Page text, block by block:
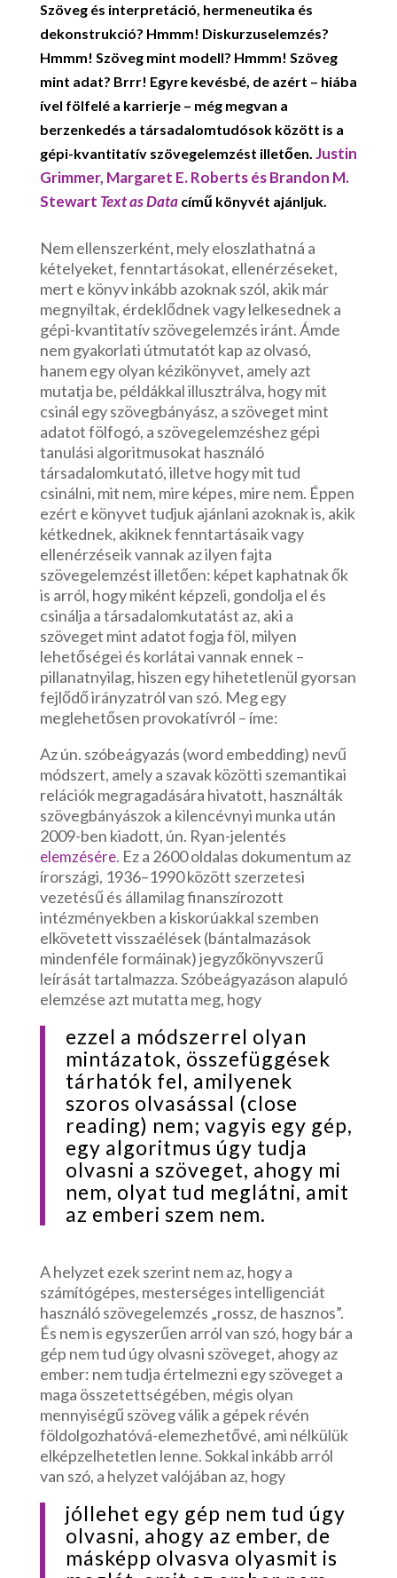
Szöveg és interpretáció, hermeneutika és
dekonstrukció? Hmmm! Diskurzuselemzés?
Hmmm! Szöveg mint modell? Hmmm! Szöveg
mint adat? Brrr! Egyre kevésbé, de azért – hiába
ível fölfelé a karrierje – még megvan a
berzenkedés a társadalomtudósok között is a
gépi-kvantitatív szövegelemzést illetően. Justin
Grimmer, Margaret E. Roberts és Brandon M.
Stewart Text as Datacímű könyvét ajánljuk.
Nem ellenszerként, mely eloszlathatná a
kételyeket, fenntartásokat, ellenérzéseket,
mert e könyv inkább azoknak szól, akik már
megnyíltak, érdeklődnek vagy lelkesednek a
gépi-kvantitatív szövegelemzés iránt. Ámde
nem gyakorlati útmutatót kap az olvasó,
hanem egy olyan kézikönyvet, amely azt
mutatja be, példákkal illusztrálva, hogy mit
csinál egy szövegbányász, a szöveget mint
adatot fölfogó, a szövegelemzéshez gépi
tanulási algoritmusokat használó
társadalomkutató, illetve hogy mit tud
csinálni, mit nem, mire képes, mire nem. Éppen
ezért e könyvet tudjuk ajánlani azoknak is, akik
kétkednek, akiknek fenntartásaik vagy
ellenérzéseik vannak az ilyen fajta
szövegelemzést illetően: képet kaphatnak ők
is arról, hogy miként képzeli, gondolja el és
csinálja a társadalomkutatást az, aki a
szöveget mint adatot fogja föl, milyen
lehetőségei és korlátai vannak ennek –
pillanatnyilag, hiszen egy hihetetlenül gyorsan
fejlődő irányzatról van szó. Meg egy
meglehetősen provokatívról – íme:
Az ún. szóbeágyazás (word embedding) nevű
módszert, amely a szavak közötti szemantikai
relációk megragadására hivatott, használták
szövegbányászok a kilencévnyi munka után
2009-ben kiadott, ún. Ryan-jelentés
elemzésére. Ez a 2600 oldalas dokumentum az
írországi, 1936–1990 között szerzetesi
vezetésű és államilag finanszírozott
intézményekben a kiskorúakkal szemben
elkövetett visszaélések (bántalmazások
mindenféle formáinak) jegyzőkönyvszerű
leírását tartalmazza. Szóbeágyazáson alapuló
elemzése azt mutatta meg, hogy
ezzel a módszerrel olyan
mintázatok, összefüggések
tárhatók fel, amilyenek
szoros olvasással (close
reading) nem; vagyis egy gép,
egy algoritmus úgy tudja
olvasni a szöveget, ahogy mi
nem, olyat tud meglátni, amit
az emberi szem nem.
A helyzet ezek szerint nem az, hogy a
számítógépes, mesterséges intelligenciát
használó szövegelemzés „rossz, de hasznos”.
És nem is egyszerűen arról van szó, hogy bár a
gép nem tud úgy olvasni szöveget, ahogy az
ember: nem tudja értelmezni egy szöveget a
maga összetettségében, mégis olyan
mennyiségű szöveg válik a gépek révén
földolgozhatóvá-elemezhetővé, ami nélkülük
elképzelhetetlen lenne. Sokkal inkább arról
van szó, a helyzet valójában az, hogy
jóllehet egy gép nem tud úgy
olvasni, ahogy az ember, de
másképp olvasva olyasmit is